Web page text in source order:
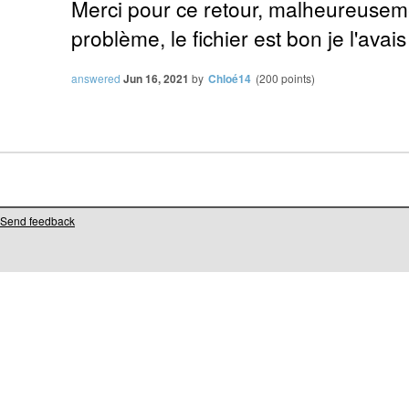
Merci pour ce retour,
problème, le fichier est bon je
answered Jun 16, 2021 by Chloé14 (200 points)
Send feedback